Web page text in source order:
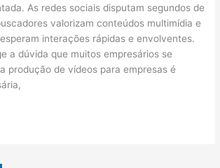
As redes sociais disputam segundos de
valorizam conteúdos multimídia e
interações rápidas e envolventes.
a dúvida que muitos empresários se
produção de vídeos para empresas é